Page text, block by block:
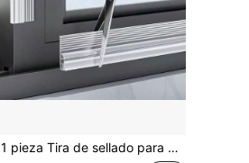
1 pieza Tira de sellado para ventana corredera de TPE autoadhesiva, burlete para ventana a prueba de viento, aislante de sonido, impermeable y a prueba de insectos - Fácil de instalar